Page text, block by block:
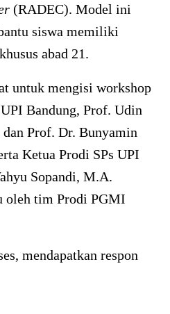
(RADEC). Model ini
siswa memiliki
abad 21.
untuk mengisi workshop
Bandung, Prof. Udin
Prof. Dr. Bunyamin
Ketua Prodi SPs UPI
Sopandi, M.A.
oleh tim Prodi PGMI
mendapatkan respon